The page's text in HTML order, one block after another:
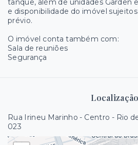
tanque, além de unidades Garden
e disponibilidade do imóvel
prévio.
O imóvel conta também com:
Sala de reuniões
Segurança
Localização
Rua Irineu Marinho - Centro - Rio
023